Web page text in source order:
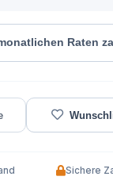
Raten
Sichere